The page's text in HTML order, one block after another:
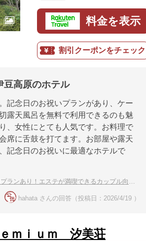
料金を表示
割引クーポンをチェック
豆高原のホテル
記念日のお祝いプランがあり、ケー
露天風呂を無料で利用できるのも魅
、女性にとても人気です。お料理で
席に舌鼓を打てます。お部屋や露天
記念日のお祝いに最適なホテルで
あり！エステが満喫できるカップル向けの温泉宿
hahata さんの回答（投稿日：2026/4/19 ）
ｍｉｕｍ 汐美荘